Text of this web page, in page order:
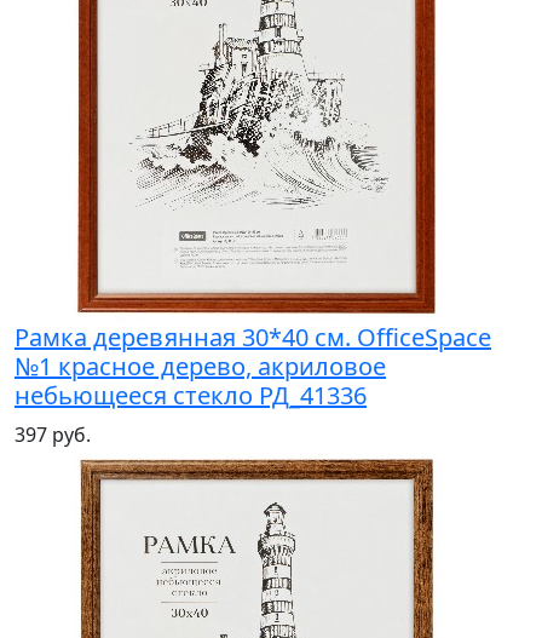
Рамка деревянная 30*40 см. OfficeSpace
№1 красное дерево, акриловое
небьющееся стекло РД_41336
397 руб.